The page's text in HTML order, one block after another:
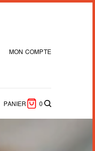
MON COMPTE
PANIER 0